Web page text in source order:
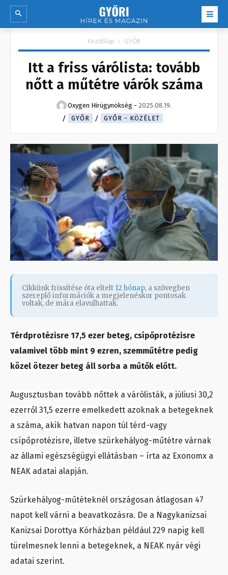
Kezdőlap GYŐR
Itt a friss várólista: tovább
nőtt a műtétre várók száma
Oxygen Hirügynökség - 2025.08.19.
GYŐR
GYŐR - KÖZÉLET
Cikkünk frissítése óta eltelt 12 hónap, a szövegben
szereplő információk a megjelenéskor pontosak
voltak, de mára elavulhattak.
Térdprotézisre 17,5 ezer beteg, csípőprotézisre
valamivel több mint 9 ezren, szemműtétre pedig
közel ötezer beteg áll sorba a műtők előtt.
Augusztusban tovább nőttek a várólisták, a júliusi 30,2
ezerről 31,5 ezerre emelkedett azoknak a betegeknek
a száma, akik hatvan napon túl térd-vagy
csípőprotézisre, illetve szürkehályog-műtétre várnak
az állami egészségügyi ellátásban – írta az Exonomx a
NEAK adatai alapján.
Szürkehályog-műtéteknél országosan átlagosan 47
napot kell várni a beavatkozásra. De a Nagykanizsai
Kanizsai Dorottya Kórházban például 229 napig kell
türelmesnek lenni a betegeknek, a NEAK nyár végi
adatai szerint.